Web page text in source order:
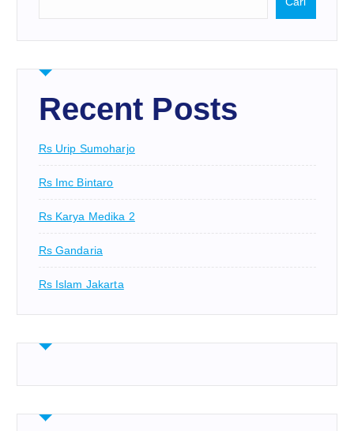
Recent Posts
Rs Urip Sumoharjo
Rs Imc Bintaro
Rs Karya Medika 2
Rs Gandaria
Rs Islam Jakarta